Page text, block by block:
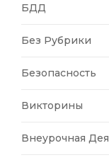
БДД
Без Рубрики
Безопасность
Викторины
Внеурочная